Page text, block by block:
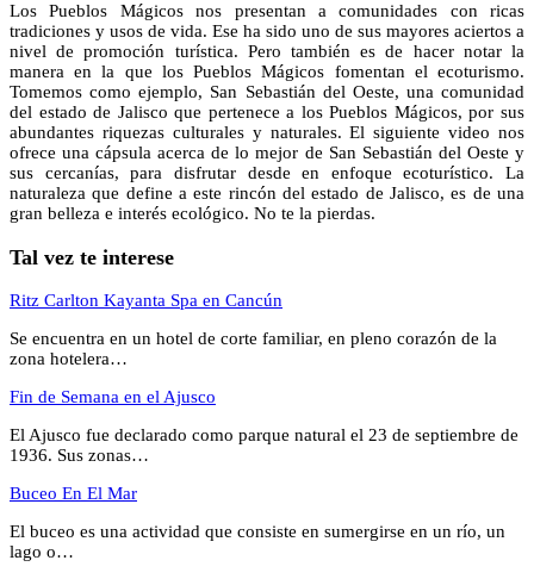
Los Pueblos Mágicos nos presentan a comunidades con ricas
tradiciones y usos de vida. Ese ha sido uno de sus mayores aciertos a
nivel de promoción turística. Pero también es de hacer notar la
manera en la que los Pueblos Mágicos fomentan el ecoturismo.
Tomemos como ejemplo, San Sebastián del Oeste, una comunidad
del estado de Jalisco que pertenece a los Pueblos Mágicos, por sus
abundantes riquezas culturales y naturales. El siguiente video nos
ofrece una cápsula acerca de lo mejor de San Sebastián del Oeste y
sus cercanías, para disfrutar desde en enfoque ecoturístico. La
naturaleza que define a este rincón del estado de Jalisco, es de una
gran belleza e interés ecológico. No te la pierdas.
Tal vez te interese
Ritz Carlton Kayanta Spa en Cancún
Se encuentra en un hotel de corte familiar, en pleno corazón de la
zona hotelera…
Fin de Semana en el Ajusco
El Ajusco fue declarado como parque natural el 23 de septiembre de
1936. Sus zonas…
Buceo En El Mar
El buceo es una actividad que consiste en sumergirse en un río, un
lago o…